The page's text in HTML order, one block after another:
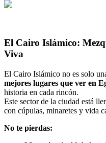
El Cairo Islámico:
Viva
El Cairo Islámico no es solo
mejores lugares que ver en
historia en cada rincón.
Este sector de la ciudad está
con cúpulas, minaretes y vida
No te pierdas: